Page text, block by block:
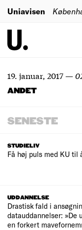
Uniavisen
19. januar, 2017—
ANDET
SENESTE
STUDIELIV
Få høj puls med KU til
UDDANNELSE
Drastisk fald i
datauddannelser: »De
en forkert